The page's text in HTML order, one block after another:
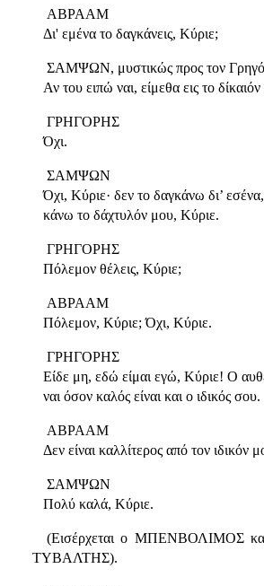
ΑΒΡΑΑΜ
Δι' εμένα το δαγκάνεις, Κύριε;
ΣΑΜΨΩΝ, μυστικώς προς τον
Αν του ειπώ ναι, είμεθα εις το
ΓΡΗΓΟΡΗΣ
Όχι.
ΣΑΜΨΩΝ
Όχι, Κύριε· δεν το δαγκάνω δι’
κάνω το δάχτυλόν μου, Κύριε.
ΓΡΗΓΟΡΗΣ
Πόλεμον θέλεις, Κύριε;
ΑΒΡΑΑΜ
Πόλεμον, Κύριε; Όχι, Κύριε.
ΓΡΗΓΟΡΗΣ
Είδε μη, εδώ είμαι εγώ, Κύριε! Ο
ναι όσον καλός είναι και ο ιδικός σου.
ΑΒΡΑΑΜ
Δεν είναι καλλίτερος από τον ιδικόν
ΣΑΜΨΩΝ
Πολύ καλά, Κύριε.
(Εισέρχεται ο ΜΠΕΝΒΟΛΙΜΟΣ
ΤΥΒΑΛΤΗΣ).